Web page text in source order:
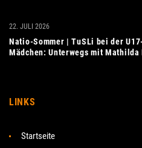
Natio-Sommer | TuSLi bei der
Mädchen: Unterwegs mit Mathilda
22. JULI 2026
LINKS
Startseite